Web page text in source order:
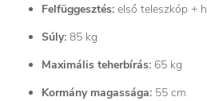
Felfüggesztés: első teleszkóp +
Súly: 85 kg
Maximális teherbírás: 65 kg
Kormány magassága: 55 cm